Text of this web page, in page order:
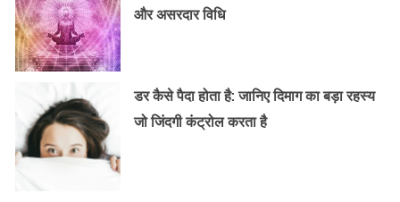
और असरदार विधि
डर कैसे पैदा होता है: जानिए दिमाग का बड़ा रहस्य
जो जिंदगी कंट्रोल करता है